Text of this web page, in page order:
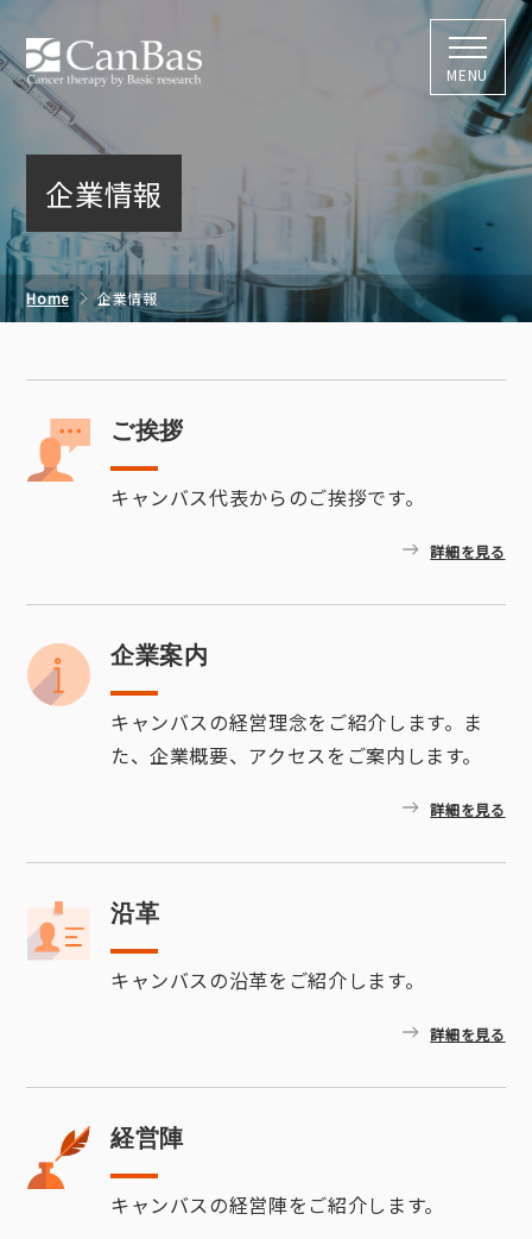
株式会社キャン
MENU
企業情報
Home 企業情報
ご挨拶
キャンバス代表からのご挨拶です。
詳細を見る
企業案内
キャンバスの経営理念をご紹介します。ま
た、企業概要、アクセスをご案内します。
詳細を見る
沿革
キャンバスの沿革をご紹介します。
詳細を見る
経営陣
キャンバスの経営陣をご紹介します。